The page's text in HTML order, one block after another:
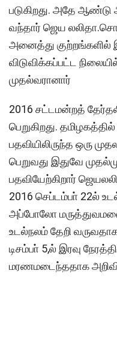
படுகிறது. அதே
வந்தார் ஜெய
அனைத்து குற்றங்களில்
விடுவிக்கப்பட்ட
முதல்வரானார்
2016 சட்டமன்றத்
பெறுகிறது.
பதவியிலிருந்த ஒரு
பெறுவது இதுவே
பதவியேற்கிறார்
2016 செப்டம்பா் 22ல்
அப்போலோ
உடல்நலம் தேறி
டிசம்பா் 5,ல் இரவு
மரணமடைந்ததாக